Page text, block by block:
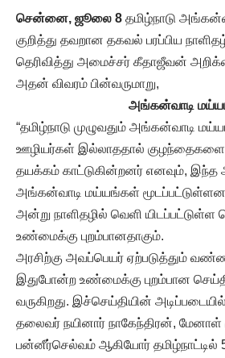
சென்னை, ஜூலை 8 தமிழ்நாடு
குறித்து தவறான தகவல் பரப்பிய நாளிதழ்
தெரிவித்து அமைச்சர் கீதாஜீவன்
அதன் விவரம் பின்வருமாறு,
அங்கன்வாடி
“தமிழ்நாடு முழுவதும் அங்கன்வாடி
ஊழியர்கள் இல்லாததால் குழந்தைகளை
தயக்கம் காட்டுகின்றனர் எனவும், இந்த
அங்கன்வாடி மய்யங்கள்
அன்று நாளிதழில் வெளி யிடப்பட்டுள்ள
உண்மைக்கு புறம்பானதாகும்.
அரசிற்கு அவப்பெயர் ஏற்படுத்தும்
இதுபோன்ற உண்மைக்கு புறம்பான செய்தி
வருகிறது. இச்செய்தியின்
தலைவர் நயினார் நாகேந்திரன்,
பன்னீர்செல்வம் ஆகியோர் தமிழ்நாட்டில்